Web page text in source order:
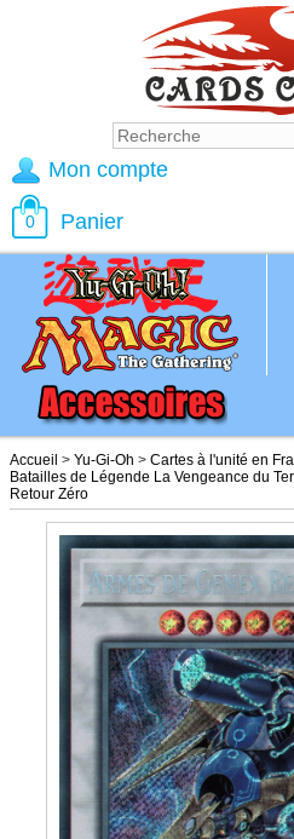
Accueil > Yu-Gi-Oh > Cartes à l'unité en
Batailles de Légende La Vengeance du
Retour Zéro
Mon compte
0 Panier